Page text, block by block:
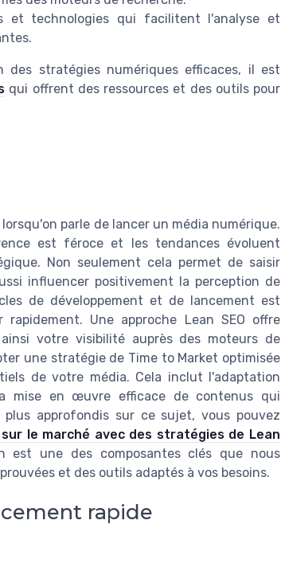
et technologies qui facilitent l'analyse et
des stratégies numériques efficaces, il est
qui offrent des ressources et des outils pour
parle de lancer un média numérique.
est féroce et les tendances évoluent
Non seulement cela permet de saisir
influencer positivement la perception de
de développement et de lancement est
Une approche Lean SEO offre
votre visibilité auprès des moteurs de
une stratégie de Time to Market optimisée
de votre média. Cela inclut l'adaptation
mise en œuvre efficace de contenus qui
approfondis sur ce sujet, vous pouvez
le marché avec des stratégies de Lean
est une des composantes clés que nous
et des outils adaptés à vos besoins.
rapide